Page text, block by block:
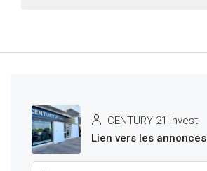
CENTURY 21 Invest
Lien vers les annonces